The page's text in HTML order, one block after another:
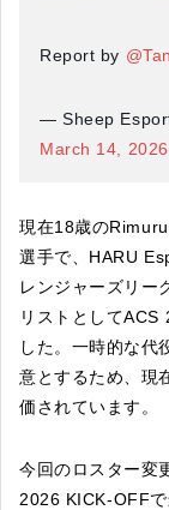
Report by
— Sheep
March 14, 2026
現在18歳の
選手で、HARU
レンジャーズリー
リストとしてACS
した。一時的な代
意とするため、現
価されています。
今回のロスター変
2026 KICK-OFF